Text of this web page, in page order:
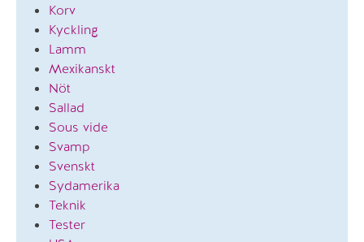
Korv
Kyckling
Lamm
Mexikanskt
Nöt
Sallad
Sous vide
Svamp
Svenskt
Sydamerika
Teknik
Tester